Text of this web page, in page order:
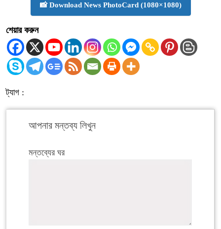
📸 Download News PhotoCard (1080×1080)
শেয়ার করুন
ট্যাগ :
আপনার মন্তব্য লিখুন
মন্তব্যের ঘর